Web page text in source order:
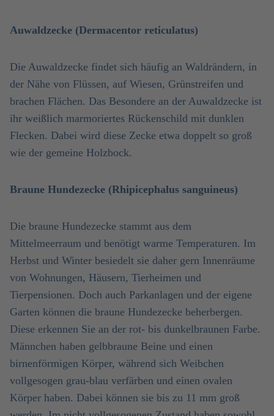
Auwaldzecke (Dermacentor reticulatus)
Die Auwaldzecke findet sich häufig an Waldrändern, in
der Nähe von Flüssen, auf Wiesen, Grünstreifen und
brachen Flächen. Das Besondere an der Auwaldzecke ist
ihr weißlich marmoriertes Rückenschild mit dunklen
Flecken. Dabei wird diese Zecke etwa doppelt so groß
wie der gemeine Holzbock.
Braune Hundezecke (Rhipicephalus sanguineus)
Die braune Hundezecke stammt aus dem
Mittelmeerraum und benötigt warme Temperaturen. Im
Herbst und Winter besiedelt sie daher gern Innenräume
von Wohnungen, Häusern, Tierheimen und
Tierpensionen. Doch auch Parkanlagen und der eigene
Garten können die braune Hundezecke beherbergen.
Diese erkennen Sie an der rot- bis dunkelbraunen Farbe.
Männchen haben gelbbraune Beine und einen
birnenförmigen Körper, während sich Weibchen
vollgesogen grau-blau verfärben und einen ovalen
Körper haben. Dabei können sie bis zu 11 mm groß